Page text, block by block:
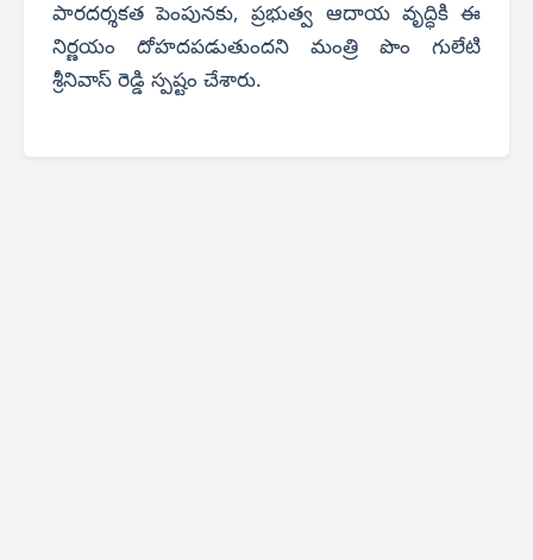
పారదర్శకత పెంపునకు, ప్రభుత్వ ఆదాయ వృద్ధికి ఈ
నిర్ణయం దోహదపడుతుందని మంత్రి పొం గులేటి
శ్రీనివాస్ రెడ్డి స్పష్టం చేశారు.